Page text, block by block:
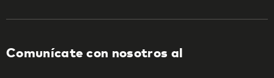
Comunícate con nosotros al